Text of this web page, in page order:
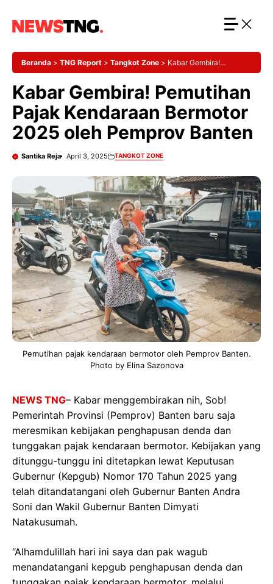
Beranda > TNG Report > Tangkot Zone > Kabar Gembira!
Kabar Gembira! Pemutihan
Pajak Kendaraan Bermotor
2025 oleh Pemprov Banten
Santika Reja April 3, 2025 TANGKOT ZONE
Pemutihan pajak kendaraan bermotor oleh Pemprov Banten.
Photo by Elina Sazonova
NEWS TNG– Kabar menggembirakan nih, Sob!
Pemerintah Provinsi (Pemprov) Banten baru saja
meresmikan kebijakan penghapusan denda dan
tunggakan pajak kendaraan bermotor. Kebijakan yang
ditunggu-tunggu ini ditetapkan lewat Keputusan
Gubernur (Kepgub) Nomor 170 Tahun 2025 yang
telah ditandatangani oleh Gubernur Banten Andra
Soni dan Wakil Gubernur Banten Dimyati
Natakusumah.
“Alhamdulillah hari ini saya dan pak wagub
menandatangani kepgub penghapusan denda dan